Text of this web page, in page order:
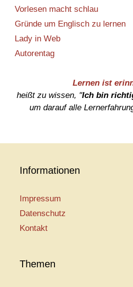
Vorlesen macht schlau
Gründe um Englisch zu lernen
Lady in Web
Autorentag
Lernen ist
heißt zu wissen, "Ich bin
um darauf alle
Informationen
Impressum
Datenschutz
Kontakt
Themen